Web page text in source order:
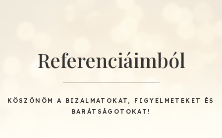
Referenciáimból
KÖSZÖNÖM A BIZALMATOKAT, FIGYELMETEKET ÉS
BARÁTSÁGOTOKAT!